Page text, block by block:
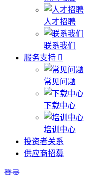
人才招聘
联系我们
服务支持
常见问题
下载中心
培训中心
投资者关系
供应商招募
登录